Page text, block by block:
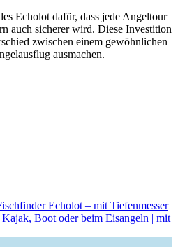
Echolot dafür, dass jede Angeltour
auch sicherer wird. Diese Investition
zwischen einem gewöhnlichen
ausmachen.
Echolot – mit Tiefenmesser
Boot oder beim Eisangeln | mit